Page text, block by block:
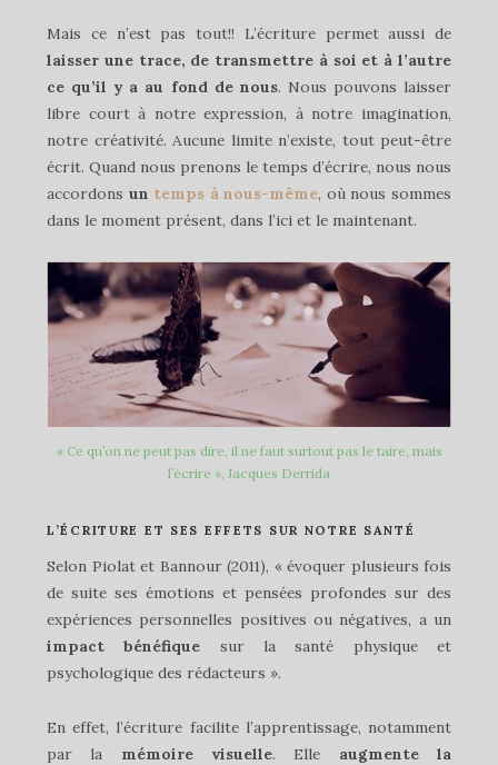
Mais ce n’est pas tout!! L’écriture permet aussi de
laisser une trace, de transmettre à soi et à l’autre
ce qu’il y a au fond de nous. Nous pouvons laisser
libre court à notre expression, à notre imagination,
notre créativité. Aucune limite n’existe, tout peut-être
écrit. Quand nous prenons le temps d’écrire, nous nous
accordons un temps à nous-même, où nous sommes
dans le moment présent, dans l’ici et le maintenant.
« Ce qu’on ne peut pas dire, il ne faut surtout pas le taire, mais
l’écrire », Jacques Derrida
L’ÉCRITURE ET SES EFFETS SUR NOTRE SANTÉ
Selon Piolat et Bannour (2011), « évoquer plusieurs fois
de suite ses émotions et pensées profondes sur des
expériences personnelles positives ou négatives, a un
impact bénéfique sur la santé physique et
psychologique des rédacteurs ».
En effet, l’écriture facilite l’apprentissage, notamment
par la mémoire visuelle. Elle augmente la